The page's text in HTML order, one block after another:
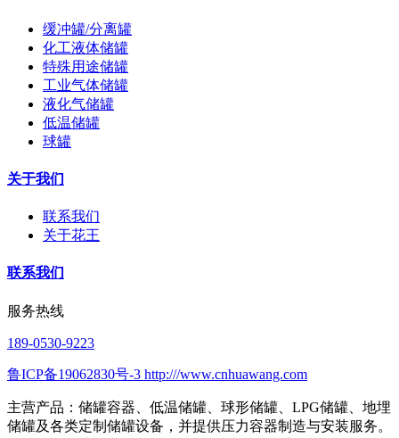
缓冲罐/分离罐
化工液体储罐
特殊用途储罐
工业气体储罐
液化气储罐
低温储罐
球罐
关于我们
联系我们
关于花王
联系我们
服务热线
189-0530-9223
鲁ICP备19062830号-3 http:///www.cnhuawang.com
主营产品：储罐容器、低温储罐、球形储罐、LPG储罐、地埋
储罐及各类定制储罐设备，并提供压力容器制造与安装服务。